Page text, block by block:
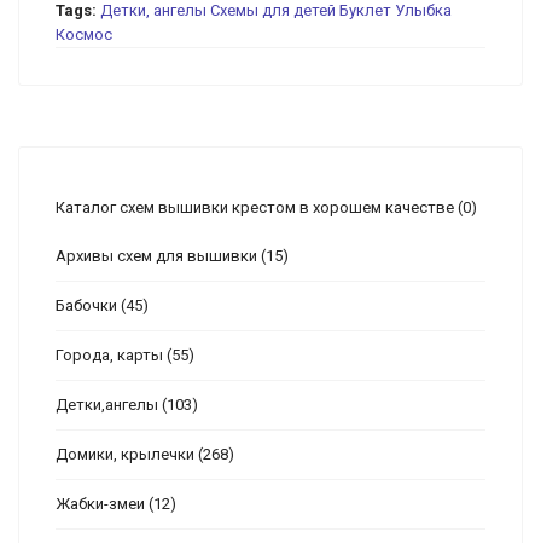
Tags: Детки, ангелы Схемы для детей Буклет Улыбка
Космос
Каталог схем вышивки крестом в хорошем качестве (0)
Архивы схем для вышивки (15)
Бабочки (45)
Города, карты (55)
Детки,ангелы (103)
Домики, крылечки (268)
Жабки-змеи (12)